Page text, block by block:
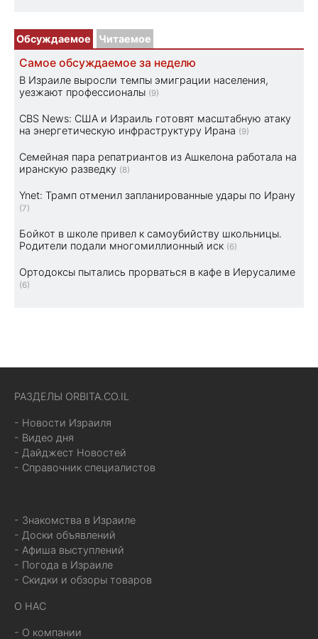
Обсуждаемое Читаемое
Самое обсуждаемое за неделю
В Израиле выросли темпы эмиграции населения,
уезжают профессионалы (9)
CBS News: США и Израиль готовят масштабную атаку
на энергетическую инфраструктуру Ирана (9)
Семейная пара репатриантов из Ашкелона работала на
иранскую разведку (8)
Ynet: Трамп отменил запланированные удары по Ирану
(7)
Бойкот в школе привел к самоубийству школьницы.
Родители подали многомиллионный иск (6)
Ортодоксы пытались прорваться в кафе в Иерусалиме
(6)
РАЗДЕЛЫ ORBITA.CO.IL
- Новости Израиля
- Видео дня
- Дайджест Новостей
- Справочник специалистов
- Знакомства в Израиле
- Доски объявлений
- Афиша выступлений
- Погода в Израиле
- Скидки и обзоры товаров
О НАС
- О компании